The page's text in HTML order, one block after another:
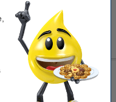
Producto descatalogado.
alta capacidad (original)
cartucho de tinta 18 ml